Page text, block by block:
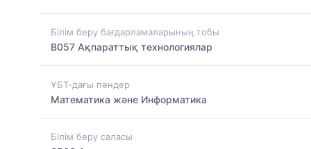
Білім беру бағдарламаларының тобы
B057 Ақпараттық технологиялар
ҰБТ-дағы пәндер
Математика және Информатика
Білім беру саласы